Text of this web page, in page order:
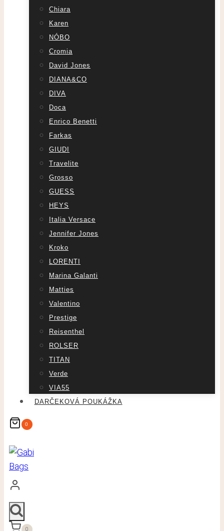
Chiara
Karen
NÓBO
Cromia
David Jones
DIANA&CO
DIVA
Doca
Enrico Benetti
Farkas
GIUDI
Travelite
Grosso
GUESS
HEYS
Italia Versace
Jennifer Jones
Kroko
LORENTI
Marina Galanti
Matties
Valentino
Prestige
Reisenthel
ROLSER
TITAN
Verde
VIA55
DARČEKOVÁ POUKÁŽKA
0
0